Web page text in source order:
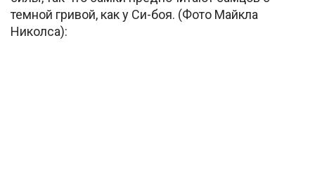
темной гривой, как у Си-боя. (Фото Майкла
Николса):